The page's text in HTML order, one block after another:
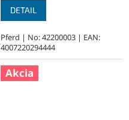
DETAIL
Pferd | No: 42200003 | EAN:
4007220294444
Akcia